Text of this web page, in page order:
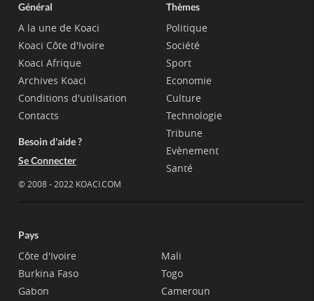
Général
A la une de Koaci
Koaci Côte d'Ivoire
Koaci Afrique
Archives Koaci
Conditions d'utilisation
Contacts
Besoin d'aide ?
Se Connecter
© 2008 - 2022 KOACI.COM
Thèmes
Politique
Société
Sport
Economie
Culture
Technologie
Tribune
Evènement
Santé
Pays
Côte d'Ivoire
Burkina Faso
Gabon
Mali
Togo
Cameroun